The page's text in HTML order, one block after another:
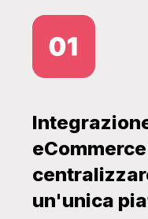
un'unica